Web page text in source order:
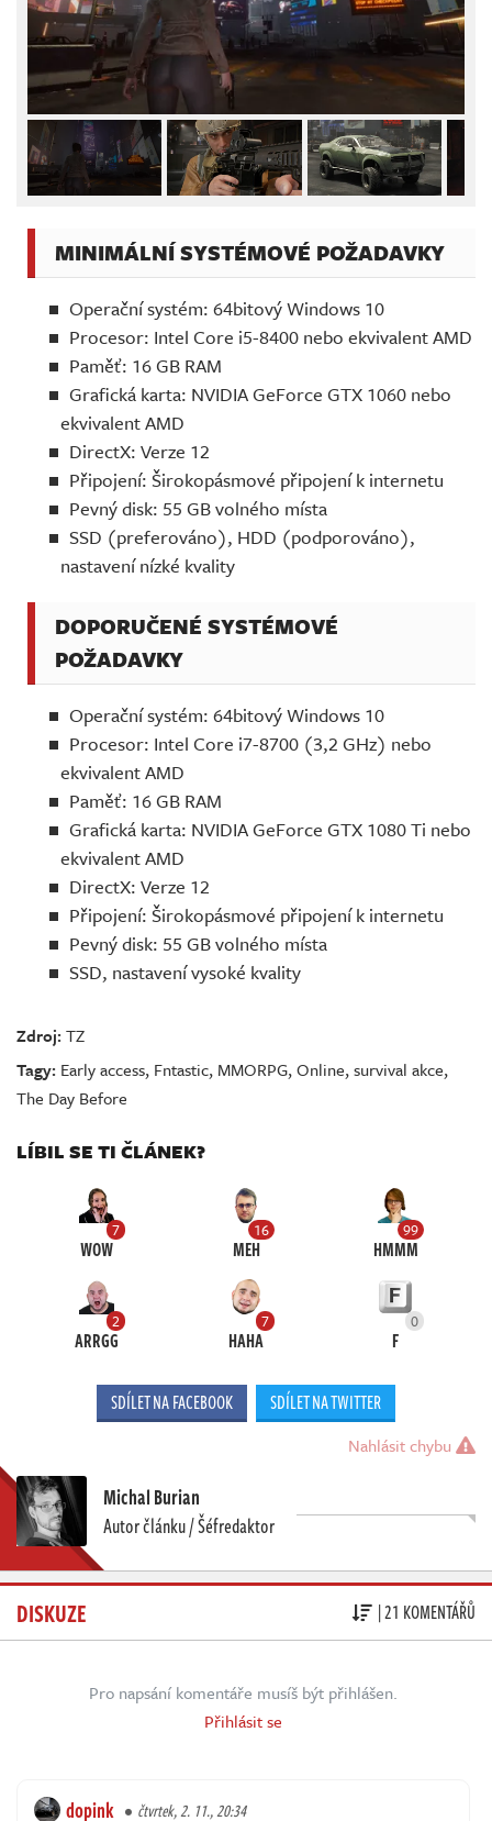
MINIMÁLNÍ SYSTÉMOVÉ POŽADAVKY
Operační systém: 64bitový Windows 10
Procesor: Intel Core i5-8400 nebo ekvivalent AMD
Paměť: 16 GB RAM
Grafická karta: NVIDIA GeForce GTX 1060 nebo
ekvivalent AMD
DirectX: Verze 12
Připojení: Širokopásmové připojení k internetu
Pevný disk: 55 GB volného místa
SSD (preferováno), HDD (podporováno),
nastavení nízké kvality
DOPORUČENÉ SYSTÉMOVÉ
POŽADAVKY
Operační systém: 64bitový Windows 10
Procesor: Intel Core i7-8700 (3,2 GHz) nebo
ekvivalent AMD
Paměť: 16 GB RAM
Grafická karta: NVIDIA GeForce GTX 1080 Ti nebo
ekvivalent AMD
DirectX: Verze 12
Připojení: Širokopásmové připojení k internetu
Pevný disk: 55 GB volného místa
SSD, nastavení vysoké kvality
Zdroj:TZ
Tagy: Early access, Fntastic, MMORPG,Online,survival akce,
The Day Before
LÍBIL SE TI ČLÁNEK?
7
WOW
16
MEH
99
HMMM
2
ARRGG
7
HAHA
0
F
SDÍLET NA FACEBOOK SDÍLET NA TWITTER
Nahlásit chybu
Michal Burian
Autor článku / Šéfredaktor
DISKUZE | 21 KOMENTÁŘŮ
Pro napsání komentáře musíš být přihlášen.
Přihlásit se
dopink čtvrtek, 2. 11., 20:34